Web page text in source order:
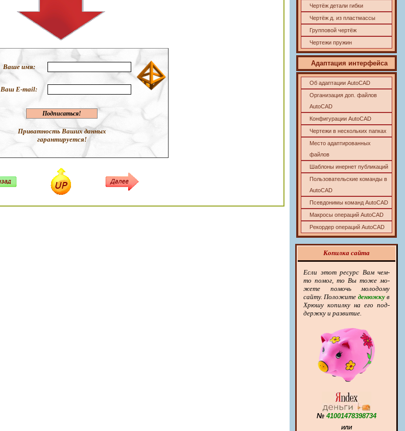
Ваше имя:
Ваш E-mail:
Приватность Ваших данных
гарантируется!
Чертёж детали гибки
Чертёж д. из пластмассы
Групповой чертёж
Чертежи пружин
Адаптация интерфейса
Об адаптации AutoCAD
Организация доп. файлов
AutoCAD
Конфигурации AutoCAD
Чертежи в нескольких папках
Место адаптированных
файлов
Шаблоны инернет публикаций
Пользовательские команды в
AutoCAD
Псевдонимы команд AutoCAD
Макросы операций AutoCAD
Рекордер операций AutoCAD
Копилка сайта
Ес­ли этот ре­сурс Вам чем-
то по­мог, то Вы то­же мо­
же­те по­мочь мо­ло­до­му
сайту. По­ло­жи­те денюжкув
Хрю­шу копилку на его под­
держ­ку и раз­ви­тие.
№ 41001478398734
ИЛИ